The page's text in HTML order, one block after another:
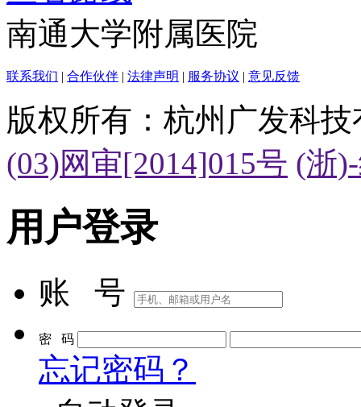
南通大学附属医院
版权所有：杭州广发科
(03)网审[2014]015号 (浙
用户登录
账 号
忘记密码？
自动登录